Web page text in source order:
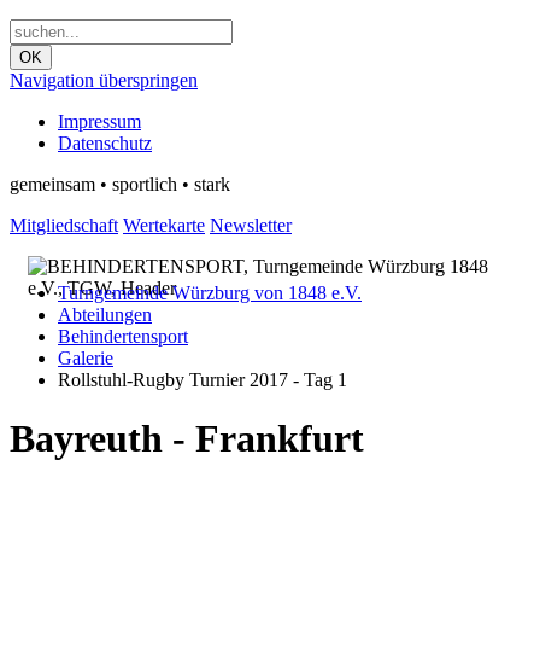
OK
Navigation überspringen
Impressum
Datenschutz
gemeinsam • sportlich • stark
Mitgliedschaft Wertekarte Newsletter
Turngemeinde Würzburg von 1848 e.V.
Abteilungen
Behindertensport
Galerie
Rollstuhl-Rugby Turnier 2017 - Tag 1
Bayreuth - Frankfurt